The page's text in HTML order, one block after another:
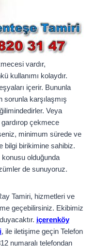
vardır,
kullanımı kolaydır.
içerir. Bununla
sorunla karşılaşmış
Veya
çekmece
minimum sürede ve
bilgi birikimine sahibiz.
olduğunda
de sunuyoruz.
Tamiri, hizmetleri ve
geçebilirsiniz. Ekibimiz
içerenköy
, ile iletişime geçin Telefon
numaralı telefondan